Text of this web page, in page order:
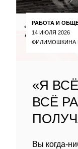
РАБОТА И
14 ИЮЛЯ 2026
ФИЛИМОШКИНА
«Я
ВСЁ
Вы когда-